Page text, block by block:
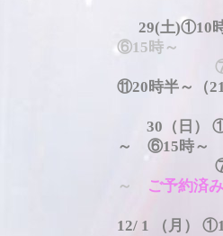
29(土)①10
⑥15時～
⑪20時半～（
30（日）
～ ⑥15時～
⑦16時
～
ご予約済み
12/ 1 （月）